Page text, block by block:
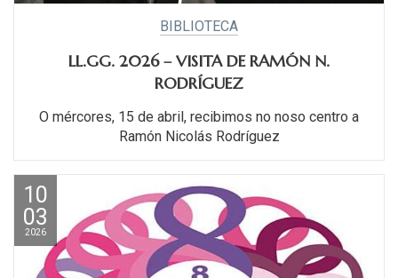
BIBLIOTECA
LL.GG. 2026 – VISITA DE RAMÓN N.
RODRÍGUEZ
O mércores, 15 de abril, recibimos no noso centro a
Ramón Nicolás Rodríguez
10
03
2026